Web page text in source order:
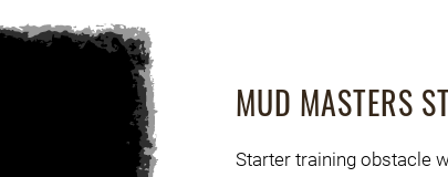
MUD MASTERS
Starter training obstacle